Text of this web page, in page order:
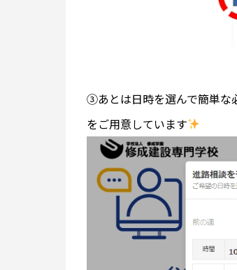
③あとは日時を選んで簡単な
をご用意しています